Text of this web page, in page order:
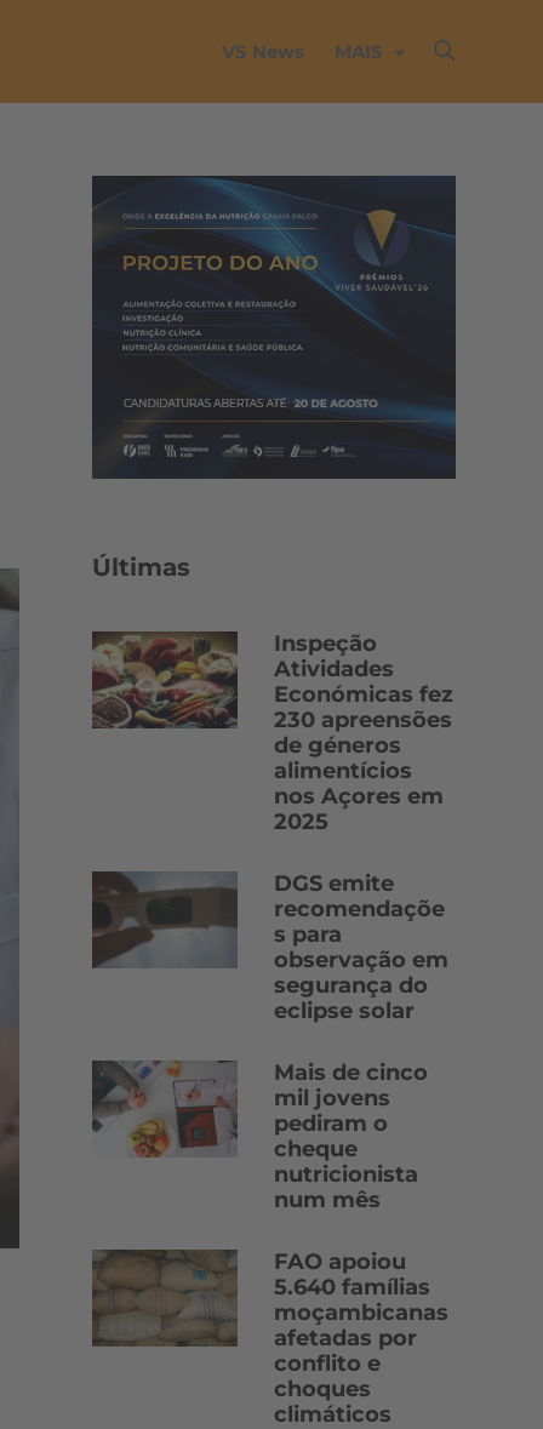
VS News MAIS
Últimas
Inspeção
Atividades
Económicas fez
230 apreensões
de géneros
alimentícios
nos Açores em
2025
DGS emite
recomendaçõe
s para
observação em
segurança do
eclipse solar
Mais de cinco
mil jovens
pediram o
cheque
nutricionista
num mês
FAO apoiou
5.640 famílias
moçambicanas
afetadas por
conflito e
choques
climáticos